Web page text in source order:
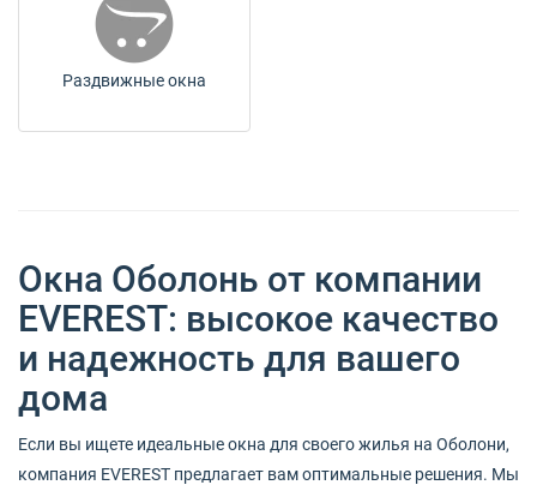
Раздвижные окна
Окна Оболонь от компании
EVEREST: высокое качество
и надежность для вашего
дома
Если вы ищете идеальные окна для своего жилья на Оболони,
компания EVEREST предлагает вам оптимальные решения. Мы